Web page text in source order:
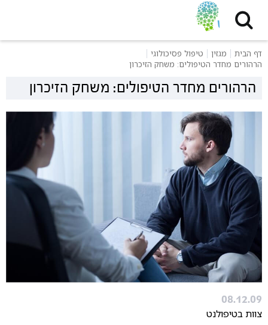
דף הבית מגזין
טיפול פסיכולוגי
הרהורים מחדר הטיפולים: משחק הזיכרון
הרהורים מחדר הטיפולים: משחק הזיכרון
08.12.09
צוות בטיפולנט